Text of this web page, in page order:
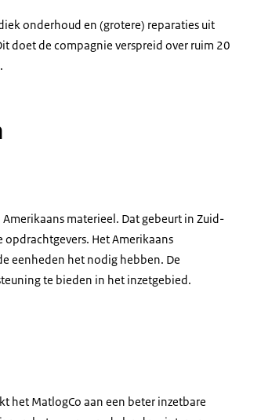
onderhoud en (grotere) reparaties uit
doet de compagnie verspreid over ruim 20
Die staat op een goederentrein.
materieel. Dat gebeurt in Zuid-
Het Amerikaans
eenheden het nodig hebben. De
te bieden in het inzetgebied.
het MatlogCo aan een beter inzetbare